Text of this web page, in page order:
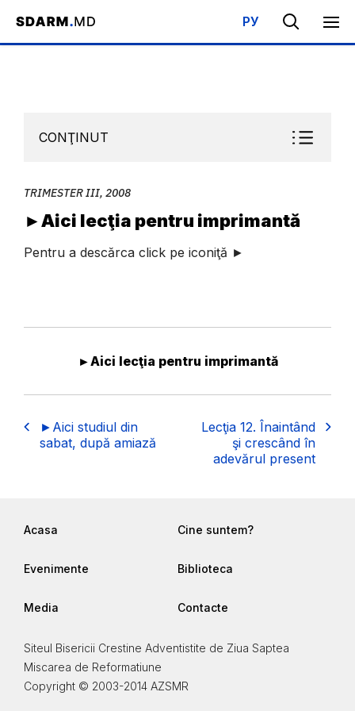
РУ
Acasa / Bibliotecă / Şcoala de Sabat / Trimester III, 2008 /
CONŢINUT
TRIMESTER III, 2008
►Aici lecţia pentru imprimantă
Pentru a descărca click pe iconiţă ►
►Aici lecţia pentru imprimantă
►Aici studiul din
sabat, după amiază
Lecţia 12. Înaintând
şi crescând în
adevărul present
Acasa Cine suntem?
Evenimente Biblioteca
Media Contacte
Siteul Bisericii Crestine Adventistite de Ziua Saptea
Miscarea de Reformatiune
Copyright © 2003-2014 AZSMR